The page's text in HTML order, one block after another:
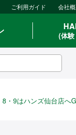
ご利用ガイド 会社
(体
・9はハンズ仙台店へ